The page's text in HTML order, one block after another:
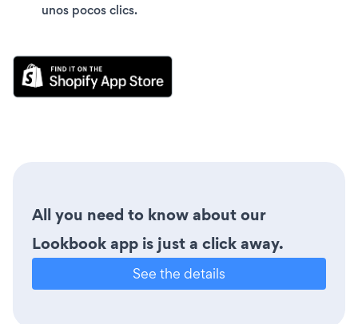
unos pocos clics.
All you need to know about our
Lookbook app is just a click away.
See the details